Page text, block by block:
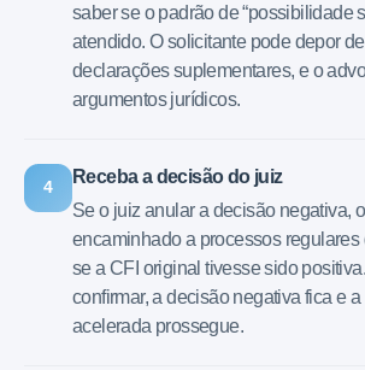
saber se o padrão de “possibilidade
atendido. O solicitante pode depor
declarações suplementares, e o
argumentos jurídicos.
4
Receba a decisão do juiz
Se o juiz anular a decisão negativa,
encaminhado a processos regulares
se a CFI original tivesse sido
confirmar, a decisão negativa fica e
acelerada prossegue.